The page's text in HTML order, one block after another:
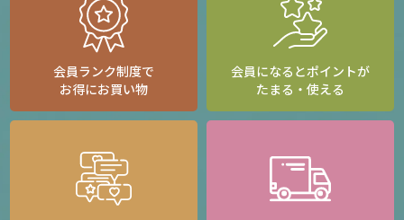
会員ランク制度で
お得にお買い物
会員になるとポイントが
たまる・使える